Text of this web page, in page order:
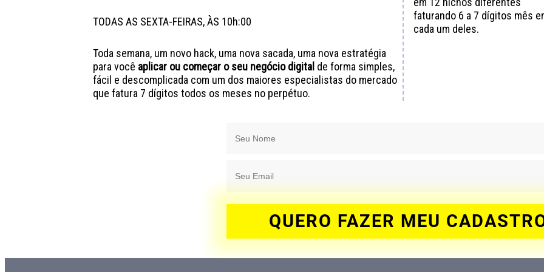
TODAS AS SEXTA-FEIRAS, ÀS 10h:00
Toda semana, um novo hack, uma nova sacada, uma nova estratégia
para você aplicar ou começar o seu negócio digital de forma simples,
fácil e descomplicada com um dos maiores especialistas do mercado
que fatura 7 dígitos todos os meses no perpétuo.
faturando 6 a 7 dígitos mês
cada um deles.
QUERO FAZER MEU